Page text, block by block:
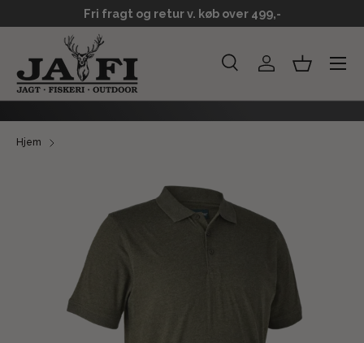
GÅ TIL INDHOLD
Fri fragt og retur v. køb over 499,-
Søg Log indKurv
Menu
Hjem